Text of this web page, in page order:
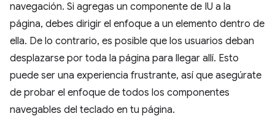
navegación. Si agregas un componente de IU a la
página, debes dirigir el enfoque a un elemento dentro de
ella. De lo contrario, es posible que los usuarios deban
desplazarse por toda la página para llegar allí. Esto
puede ser una experiencia frustrante, así que asegúrate
de probar el enfoque de todos los componentes
navegables del teclado en tu página.